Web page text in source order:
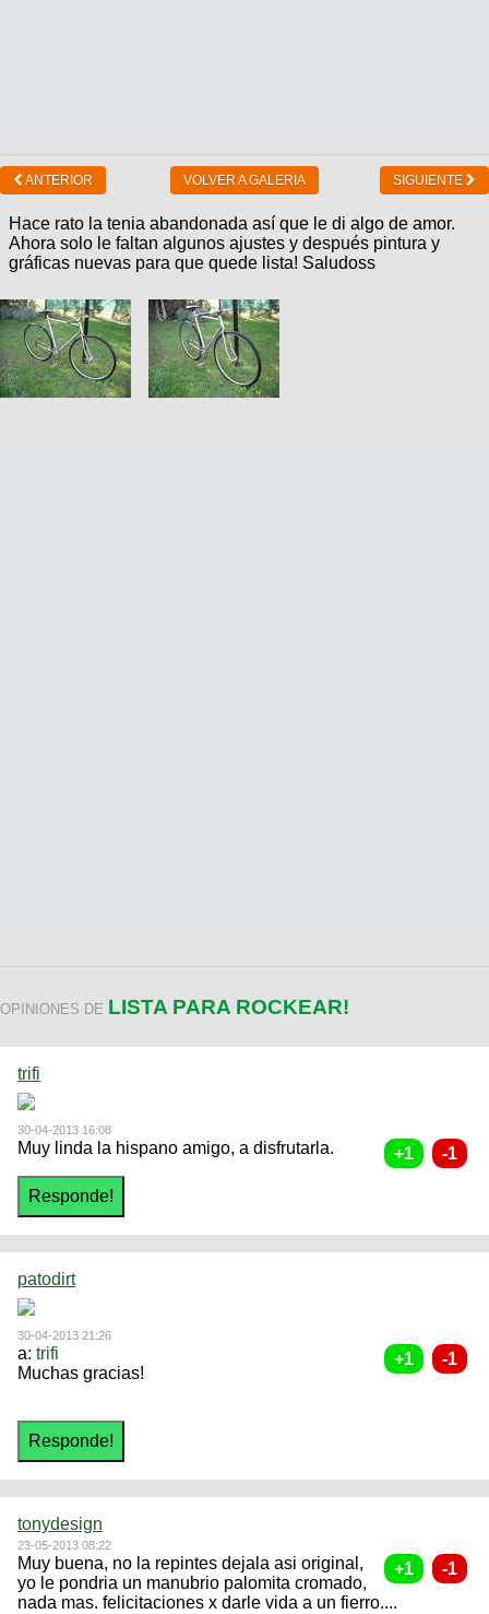
ANTERIOR VOLVER A GALERIA SIGUIENTE
Hace rato la tenia abandonada así que le di algo de amor.
Ahora solo le faltan algunos ajustes y después pintura y
gráficas nuevas para que quede lista! Saludoss
OPINIONES DE LISTA PARA ROCKEAR!
trifi
30-04-2013 16:08
Muy linda la hispano amigo, a disfrutarla.
patodirt
30-04-2013 21:26
a: trifi
Muchas gracias!
tonydesign
23-05-2013 08:22
Muy buena, no la repintes dejala asi original,
yo le pondria un manubrio palomita cromado,
nada mas. felicitaciones x darle vida a un fierro....